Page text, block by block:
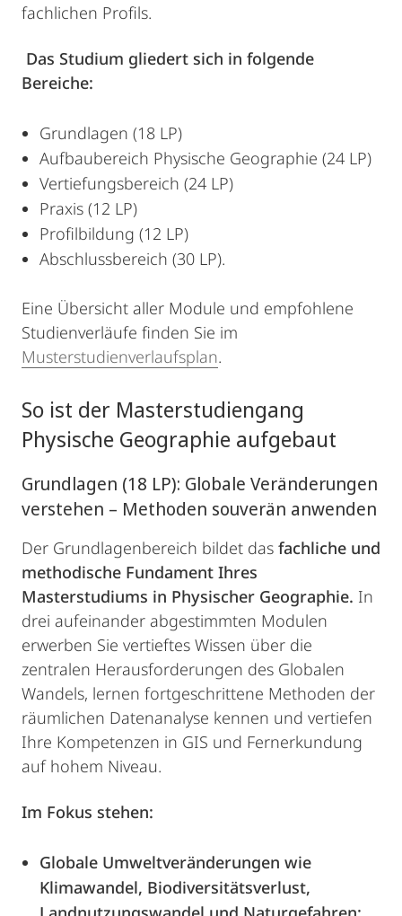
fachlichen Profils.
Das Studium gliedert sich in folgende
Bereiche:
Grundlagen (18 LP)
Aufbaubereich Physische Geographie (24 LP)
Vertiefungsbereich (24 LP)
Praxis (12 LP)
Profilbildung (12 LP)
Abschlussbereich (30 LP).
Eine Übersicht aller Module und empfohlene
Studienverläufe finden Sie im
Musterstudienverlaufsplan.
So ist der Masterstudiengang
Physische Geographie aufgebaut
Grundlagen (18 LP): Globale Veränderungen
verstehen – Methoden souverän anwenden
Der Grundlagenbereich bildet das fachliche und
methodische Fundament Ihres
Masterstudiums in Physischer Geographie. In
drei aufeinander abgestimmten Modulen
erwerben Sie vertieftes Wissen über die
zentralen Herausforderungen des Globalen
Wandels, lernen fortgeschrittene Methoden der
räumlichen Datenanalyse kennen und vertiefen
Ihre Kompetenzen in GIS und Fernerkundung
auf hohem Niveau.
Im Fokus stehen:
Globale Umweltveränderungen wie
Klimawandel, Biodiversitätsverlust,